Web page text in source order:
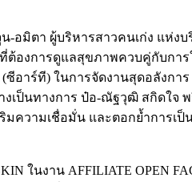
-อมิตา ผู้บริหารสาวคนเก่ง แ
องการดูแลสุขภาพควบคู่กับกา
อาร์ที) ในการจัดงานสุดอลังกา
งเป็นทางการ ป๋อ-ณัฐวุฒิ สกิดใจ
สริมความเชื่อมั่น และตอกย้ำกา
ในงาน AFFILIATE